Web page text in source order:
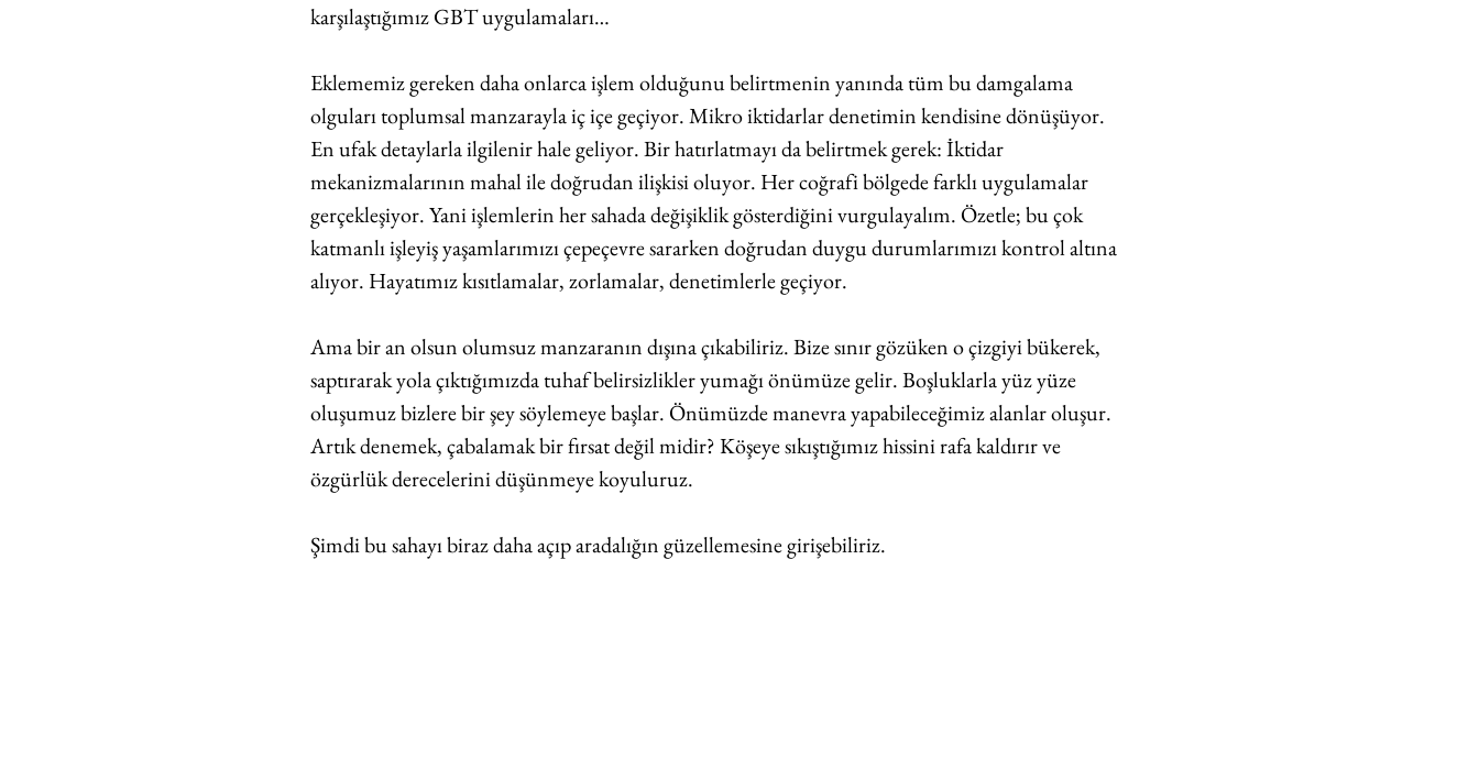
karşılaştığımız GBT uygulamaları…
Eklememiz gereken daha onlarca işlem olduğunu belirtmenin yanında tüm bu damgalama
olguları toplumsal manzarayla iç içe geçiyor. Mikro iktidarlar denetimin kendisine dönüşüyor.
En ufak detaylarla ilgilenir hale geliyor. Bir hatırlatmayı da belirtmek gerek: İktidar
mekanizmalarının mahal ile doğrudan ilişkisi oluyor. Her coğrafi bölgede farklı uygulamalar
gerçekleşiyor. Yani işlemlerin her sahada değişiklik gösterdiğini vurgulayalım. Özetle; bu çok
katmanlı işleyiş yaşamlarımızı çepeçevre sararken doğrudan duygu durumlarımızı kontrol altına
alıyor. Hayatımız kısıtlamalar, zorlamalar, denetimlerle geçiyor.
Ama bir an olsun olumsuz manzaranın dışına çıkabiliriz. Bize sınır gözüken o çizgiyi bükerek,
saptırarak yola çıktığımızda tuhaf belirsizlikler yumağı önümüze gelir. Boşluklarla yüz yüze
oluşumuz bizlere bir şey söylemeye başlar. Önümüzde manevra yapabileceğimiz alanlar oluşur.
Artık denemek, çabalamak bir fırsat değil midir? Köşeye sıkıştığımız hissini rafa kaldırır ve
özgürlük derecelerini düşünmeye koyuluruz.
Şimdi bu sahayı biraz daha açıp aradalığın güzellemesine girişebiliriz.